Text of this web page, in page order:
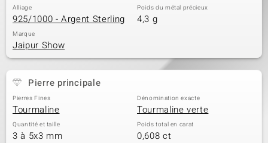
Alliage
925/1000 - Argent Sterling
Poids du métal précieux
4,3 g
Marque
Jaipur Show
Pierre principale
Pierres Fines
Tourmaline
Dénomination exacte
Tourmaline verte
Quantité et taille
3 à 5x3 mm
Poids total en carat
0,608 ct